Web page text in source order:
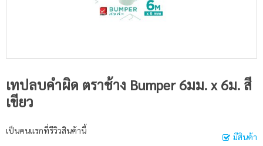
เทปลบคำผิด ตราช้าง Bumper 6มม. x 6ม. สี
เขียว
มีสินค้า
เป็นคนแรกที่รีวิวสินค้านี้